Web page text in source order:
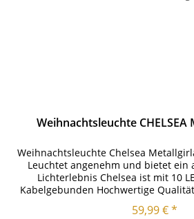
Weihnachtsleuchte CHELSEA
Weihnachtsleuchte Chelsea
Leuchtet angenehm und bietet ein
Lichterlebnis Chelsea ist mit 10
Kabelgebunden Hochwertige
London
59,99 € *